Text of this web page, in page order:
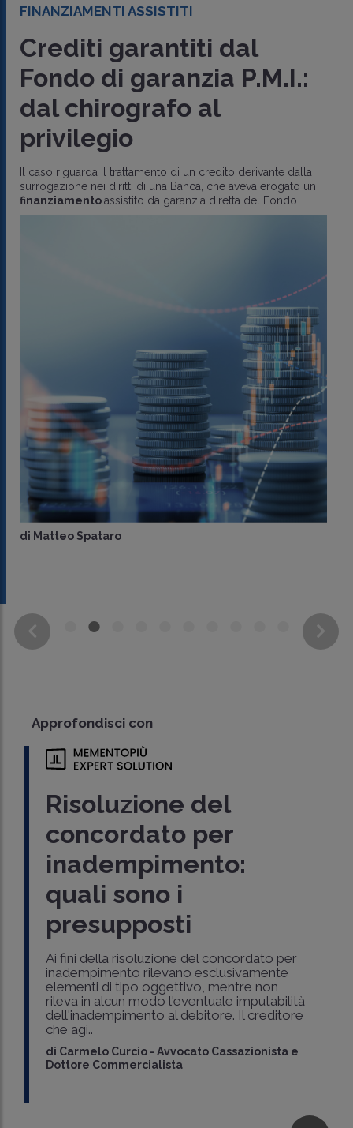
FINANZIAMENTI ASSISTITI
Crediti garantiti dal
Fondo di garanzia P.M.I.:
dal chirografo al
privilegio
Il caso riguarda il trattamento di un credito derivante dalla
surrogazione nei diritti di una Banca, che aveva erogato un
finanziamentoassistito da garanzia diretta del Fondo ..
di Matteo Spataro
Approfondisci con
Risoluzione del
concordato per
inadempimento:
quali sono i
presupposti
Ai fini della risoluzione del concordato per
inadempimento rilevano esclusivamente
elementi di tipo oggettivo, mentre non
rileva in alcun modo l'eventuale imputabilità
dell'inadempimento al debitore. Il creditore
che agi..
di Carmelo Curcio -Avvocato Cassazionista e
Dottore Commercialista